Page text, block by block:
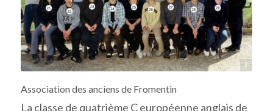
Source : Isabelle Le Blanc
Association des anciens de Fromentin
La classe de quatrième C européenne anglais de